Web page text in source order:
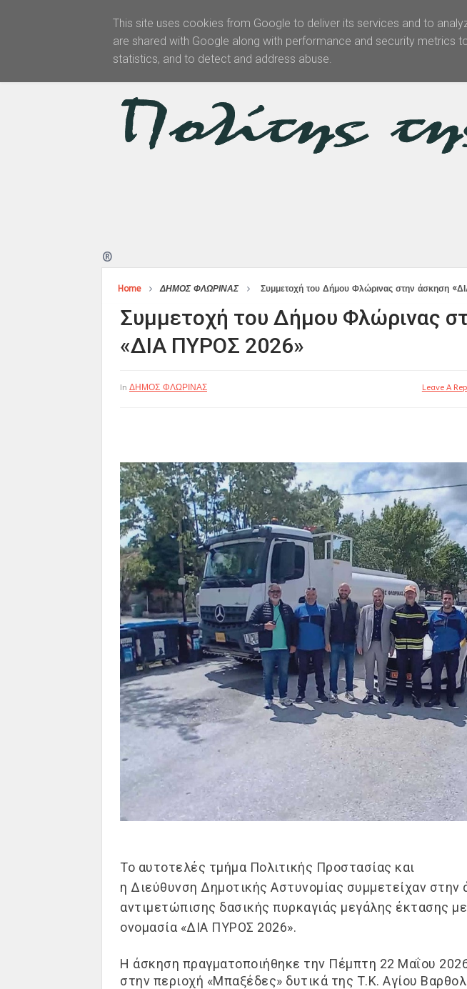
Αρχική Θεματολογία Άρθρα -
®
Home ΔΗΜΟΣ ΦΛΩΡΙΝΑΣ Συμμετοχή του Δήμου Φλώρινας στην άσκηση
Συμμετοχή του Δήμου Φλώρινας
«ΔΙΑ ΠΥΡΟΣ 2026»
In ΔΗΜΟΣ ΦΛΩΡΙΝΑΣ Leave A
Το αυτοτελές τμήμα Πολιτικής Προστασίας και
η Διεύθυνση Δημοτικής Αστυνομίας συμμετείχαν στην
αντιμετώπισης δασικής πυρκαγιάς μεγάλης έκτασης
ονομασία «ΔΙΑ ΠΥΡΟΣ 2026».
Η άσκηση πραγματοποιήθηκε την Πέμπτη 22 Μαΐου
στην περιοχή «Μπαξέδες» δυτικά της Τ.Κ. Αγίου
This site uses cookies from Google to deliver its services and to
are shared with Google along with performance and security metrics
statistics, and to detect and address abuse.